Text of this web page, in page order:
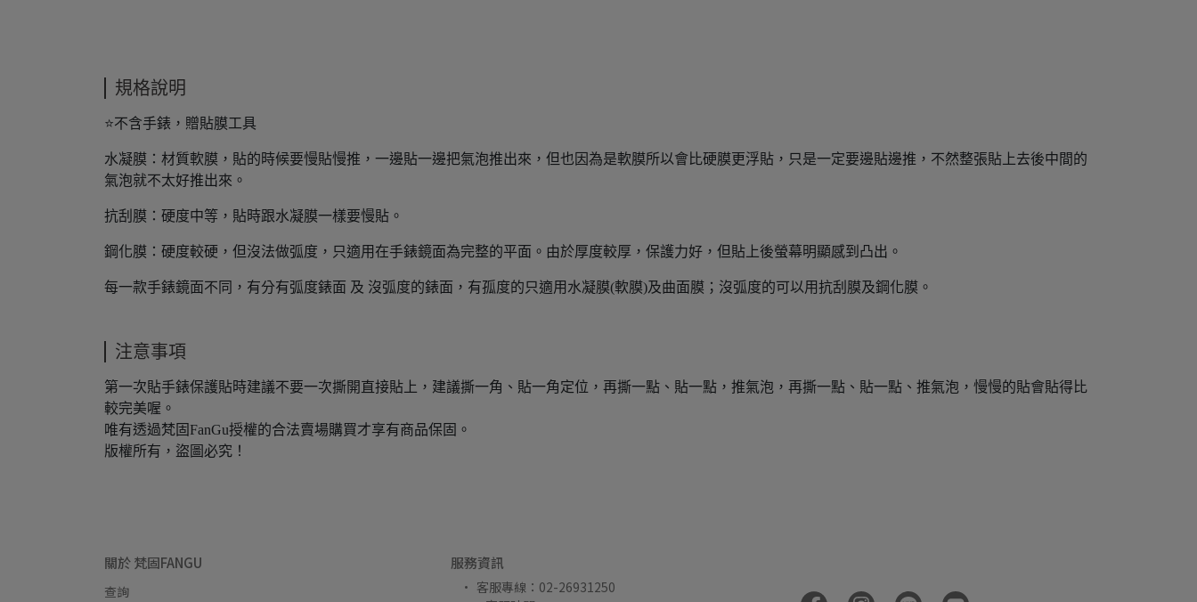
規格說明
⭐不含手錶，贈貼膜工具
水凝膜：材質軟膜，貼的時候要慢貼慢推，一邊貼一邊把氣泡推出來，但也因為是軟膜所以會比硬膜更浮貼，只是一定要邊貼邊推，不然整張貼上去後中間的
氣泡就不太好推出來。
抗刮膜：硬度中等，貼時跟水凝膜一樣要慢貼。
鋼化膜：硬度較硬，但沒法做弧度，只適用在手錶鏡面為完整的平面。由於厚度較厚，保護力好，但貼上後螢幕明顯感到凸出。
每一款手錶鏡面不同，有分有弧度錶面 及 沒弧度的錶面，有孤度的只適用水凝膜(軟膜)及曲面膜；沒弧度的可以用抗刮膜及鋼化膜。
注意事項
第一次貼手錶保護貼時建議不要一次撕開直接貼上，建議撕一角、貼一角定位，再撕一點、貼一點，推氣泡，再撕一點、貼一點、推氣泡，慢慢的貼會貼得比
較完美喔。
唯有透過梵固FanGu授權的合法賣場購買才享有商品保固。
版權所有，盜圖必究！
關於 梵固FANGU
查詢
服務資訊
客服專線：02-26931250